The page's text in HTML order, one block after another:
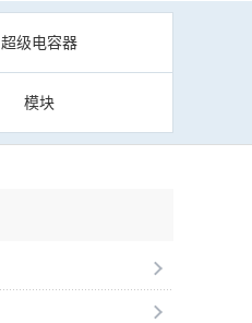
超级电容器
模块